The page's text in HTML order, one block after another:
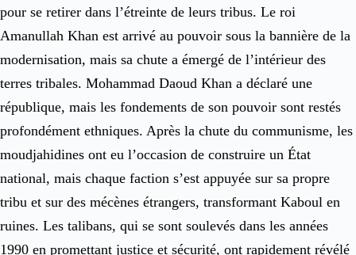
pour se retirer dans l’étreinte de leurs tribus. Le roi
Amanullah Khan est arrivé au pouvoir sous la bannière de la
modernisation, mais sa chute a émergé de l’intérieur des
terres tribales. Mohammad Daoud Khan a déclaré une
république, mais les fondements de son pouvoir sont restés
profondément ethniques. Après la chute du communisme, les
moudjahidines ont eu l’occasion de construire un État
national, mais chaque faction s’est appuyée sur sa propre
tribu et sur des mécènes étrangers, transformant Kaboul en
ruines. Les talibans, qui se sont soulevés dans les années
1990 en promettant justice et sécurité, ont rapidement révélé